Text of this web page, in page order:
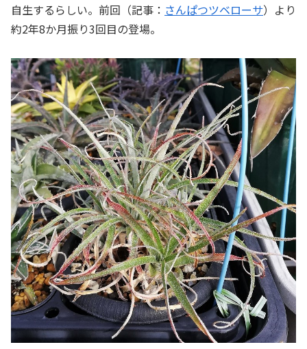
自生するらしい。前回（記事： さんぱつツベローサ）より
約2年8か月振り3回目の登場。